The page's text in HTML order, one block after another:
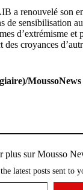
a renouvelé son
de sensibilisation
d’extrémisme et
des croyances
MoussoNews
plus sur Mousso
latest posts sent to